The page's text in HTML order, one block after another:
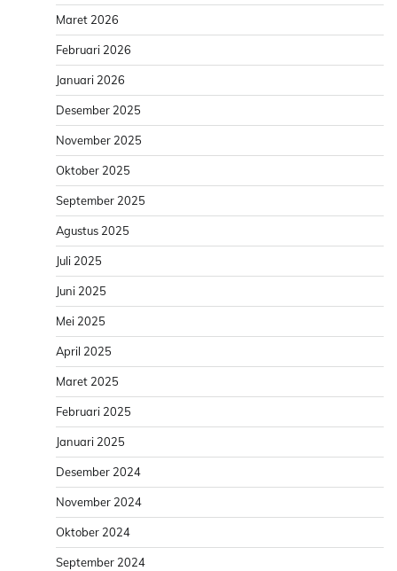
Maret 2026
Februari 2026
Januari 2026
Desember 2025
November 2025
Oktober 2025
September 2025
Agustus 2025
Juli 2025
Juni 2025
Mei 2025
April 2025
Maret 2025
Februari 2025
Januari 2025
Desember 2024
November 2024
Oktober 2024
September 2024